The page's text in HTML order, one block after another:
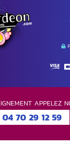
APPELEZ
04 70 29 12 59